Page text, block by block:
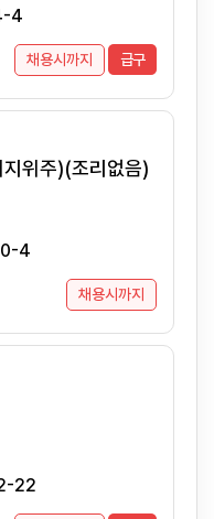
4
채용시까지 급구
위주)(조리없음)
4
채용시까지
22